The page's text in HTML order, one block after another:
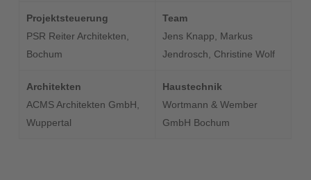
Projektsteuerung
PSR Reiter Architekten,
Bochum
Team
Jens Knapp, Markus
Jendrosch, Christine Wolf
Architekten
ACMS Architekten GmbH,
Wuppertal
Haustechnik
Wortmann & Wember
GmbH Bochum